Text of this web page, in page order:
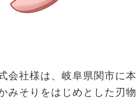
社様は、岐阜県関市に
みそりをはじめとした刃